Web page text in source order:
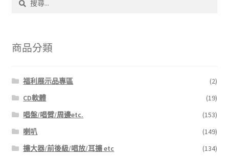
字:
商品分類
福利展示品專區
(2)
CD軟體
(19)
唱盤/唱臂/周邊etc.
(153)
喇叭
(149)
擴大器/前後級/唱放/耳擴 etc
(134)